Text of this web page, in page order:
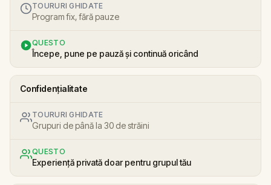
TOURURI GHIDATE
Program fix, fără pauze
QUESTO
Începe, pune pe pauză și continuă oricând
Confidențialitate
TOURURI GHIDATE
Grupuri de până la 30 de străini
QUESTO
Experiență privată doar pentru grupul tău